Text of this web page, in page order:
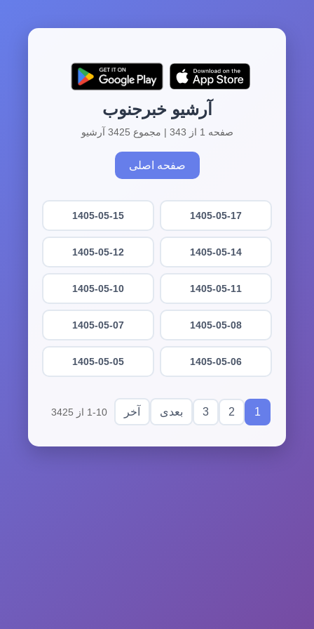
آرشیو خبرجنوب
صفحه 1 از 343 | مجموع 3425 آرشیو
صفحه اصلی
1405-05-17
1405-05-15
1405-05-14
1405-05-12
1405-05-11
1405-05-10
1405-05-08
1405-05-07
1405-05-06
1405-05-05
1
2
3 بعدی آخر 1-10 از 3425